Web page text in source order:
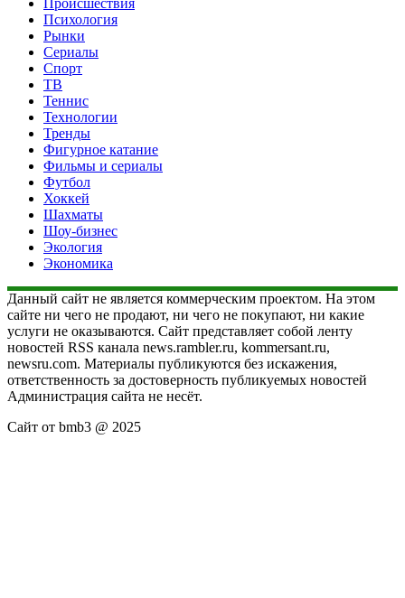
Психология
Рынки
Сериалы
Спорт
ТВ
Теннис
Технологии
Тренды
Фигурное катание
Фильмы и сериалы
Футбол
Хоккей
Шахматы
Шоу-бизнес
Экология
Экономика
Данный сайт не является коммерческим проектом. На этом
сайте ни чего не продают, ни чего не покупают, ни какие
услуги не оказываются. Сайт представляет собой ленту
новостей RSS канала news.rambler.ru, kommersant.ru,
newsru.com. Материалы публикуются без искажения,
ответственность за достоверность публикуемых новостей
Администрация сайта не несёт.
Сайт от bmb3 @ 2025